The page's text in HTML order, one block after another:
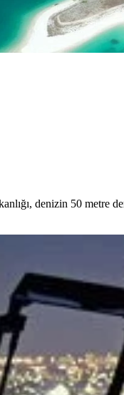
denizin 50 metre